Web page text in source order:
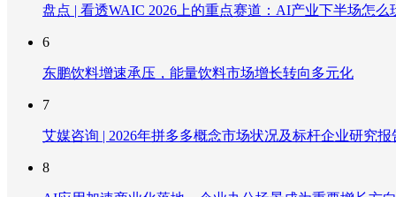
盘点 | 看透WAIC 2026上的重点赛道：AI产业下半场怎么
6
东鹏饮料增速承压，能量饮料市场增长转向多元化
7
艾媒咨询 | 2026年拼多多概念市场状况及标杆企业研究报
8